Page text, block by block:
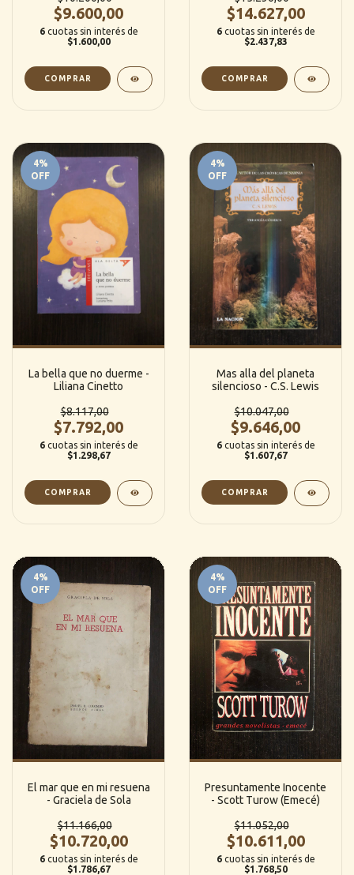
$9.600,00
6 cuotas sin interés de
$1.600,00
$14.627,00
6 cuotas sin interés de
$2.437,83
4%
OFF
La bella que no duerme -
Liliana Cinetto
$8.117,00
$7.792,00
6 cuotas sin interés de
$1.298,67
4%
OFF
Mas alla del planeta
silencioso - C.S. Lewis
$10.047,00
$9.646,00
6 cuotas sin interés de
$1.607,67
4%
OFF
El mar que en mi resuena
- Graciela de Sola
$11.166,00
$10.720,00
6 cuotas sin interés de
$1.786,67
4%
OFF
Presuntamente Inocente
- Scott Turow (Emecé)
$11.052,00
$10.611,00
6 cuotas sin interés de
$1.768,50